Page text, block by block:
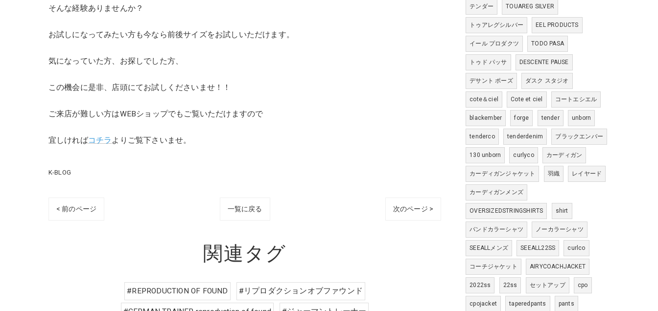
そんな経験ありませんか？
お試しになってみたい方も今なら前後サイズをお試しいただけます。
気になっていた方、お探しでした方、
この機会に是非、店頭にてお試しくださいませ！！
ご来店が難しい方はWEBショップでもご覧いただけますので
宜しければコチラ よりご覧下さいませ。
K-BLOG
< 前のページ 一覧に戻る 次のページ >
関連タグ
#REPRODUCTION OF FOUND #リプロダクションオブファウンド
テンダー TOUAREG SILVER
トゥアレグシルバー EEL PRODUCTS
イール プロダクツ TODO PASA
トゥド パッサ DESCENTE PAUSE
デサント ポーズ ダスク スタジオ
cote＆ciel Cote et ciel コートエシエル
blackember forge tender unborn
tenderco tenderdenim ブラックエンバー
130 unborn curlyco カーディガン
カーディガンジャケット 羽織 レイヤード
カーディガンメンズ
OVERSIZEDSTRINGSHIRTS shirt
バンドカラーシャツ ノーカラーシャツ
SEEALLメンズ SEEALL22SS curlco
コーチジャケット AIRYCOACHJACKET
2022ss 22ss セットアップ cpo
cpojacket taperedpants pants